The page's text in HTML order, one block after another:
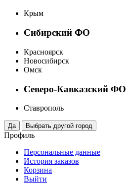
Крым
Сибирский ФО
Красноярск
Новосибирск
Омск
Северо-Кавказский ФО
Ставрополь
Профиль
Персональные данные
История заказов
Корзина
Выйти